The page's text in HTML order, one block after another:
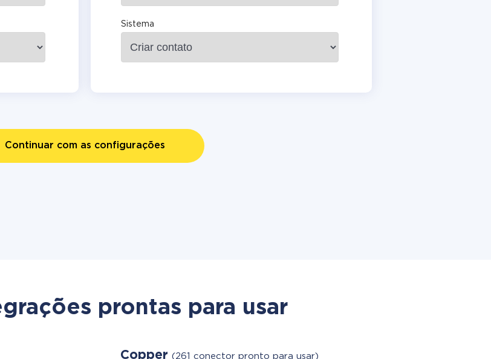
Sistema
Continuar com as configurações
prontas para usar
Copper (261 conector pronto para usar)